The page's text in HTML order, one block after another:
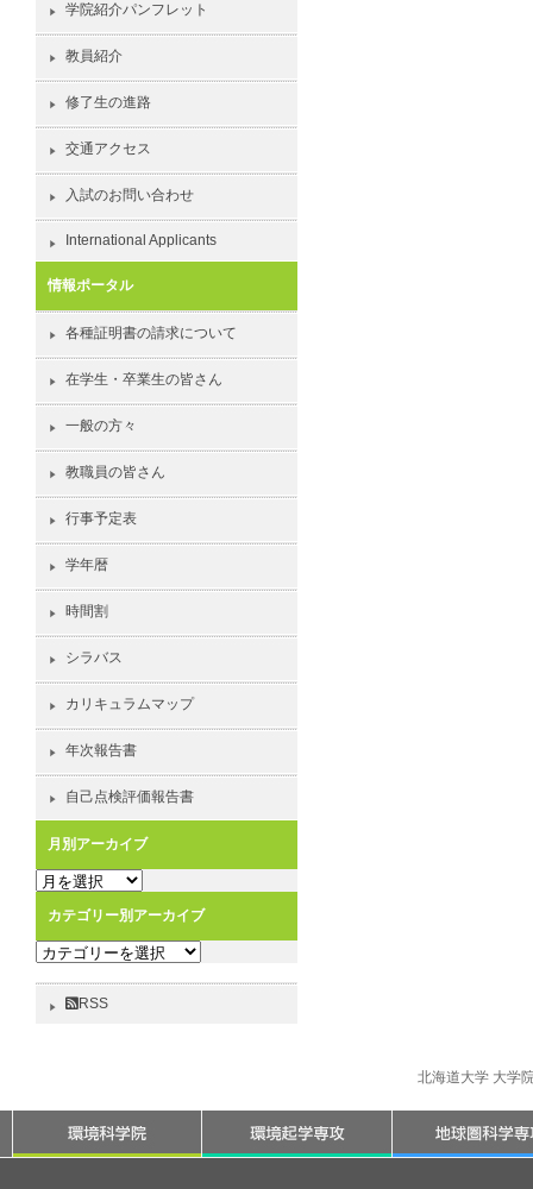
学院紹介パンフレット
教員紹介
修了生の進路
交通アクセス
入試のお問い合わせ
International Applicants
情報ポータル
各種証明書の請求について
在学生・卒業生の皆さん
一般の方々
教職員の皆さん
行事予定表
学年暦
時間割
シラバス
カリキュラムマップ
年次報告書
自己点検評価報告書
月別アーカイブ
月
ー
カ
イ
カテゴリー別アーカイブ
カ
ゴ
カ
RSS
北海道大学 大学